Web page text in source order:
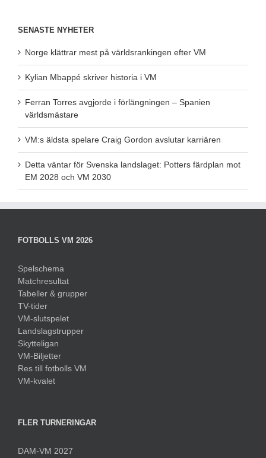
SENASTE NYHETER
Norge klättrar mest på världsrankingen efter VM
Kylian Mbappé skriver historia i VM
Ferran Torres avgjorde i förlängningen – Spanien
världsmästare
VM:s äldsta spelare Craig Gordon avslutar karriären
Detta väntar för Svenska landslaget: Potters färdplan mot
EM 2028 och VM 2030
FOTBOLLS VM 2026
Spelschema
Matchresultat
Tabeller & grupper
TV-tider
VM-slutspelet
Landslagstrupper
Skytteligan
VM-Biljetter
Res till fotbolls VM
VM-kvalet
FLER TURNERINGAR
DAM-VM 2027